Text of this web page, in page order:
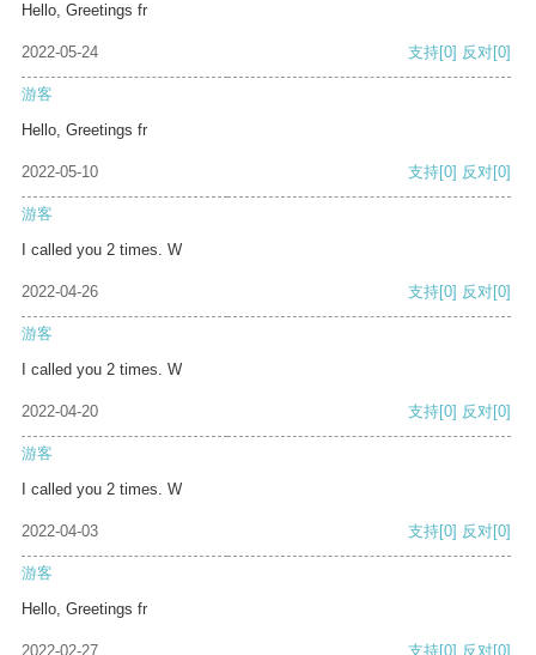
Hello, Greetings fr
2022-05-24 支持[0] 反对[0]
游客
Hello, Greetings fr
2022-05-10 支持[0] 反对[0]
游客
I called you 2 times. W
2022-04-26 支持[0] 反对[0]
游客
I called you 2 times. W
2022-04-20 支持[0] 反对[0]
游客
I called you 2 times. W
2022-04-03 支持[0] 反对[0]
游客
Hello, Greetings fr
2022-02-27 支持[0] 反对[0]